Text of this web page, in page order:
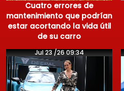
Cuatro errores de
mantenimiento que podrían
estar acortando la vida útil
de su carro
Jul 23 /26 09:34